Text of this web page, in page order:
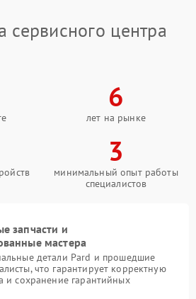
сервисного центра
6
лет на рынке
3
минимальный опыт работы
специалистов
запчасти и
мастера
детали Pard и прошедшие
что гарантирует корректную
и сохранение гарантийных